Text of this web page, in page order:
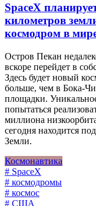
SpaceX
километров
космодром в
Остров Пекан
вскоре перейдет в
Здесь будет новый
больше, чем в Бока-
площадки.
попытаться
миллиона
сегодня находится
Земли.
Космонавтика
# SpaceX
# космодромы
# космос
# США